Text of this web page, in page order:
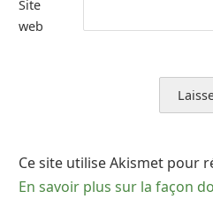
Site
web
Ce site utilise Akismet pour
En savoir plus sur la façon